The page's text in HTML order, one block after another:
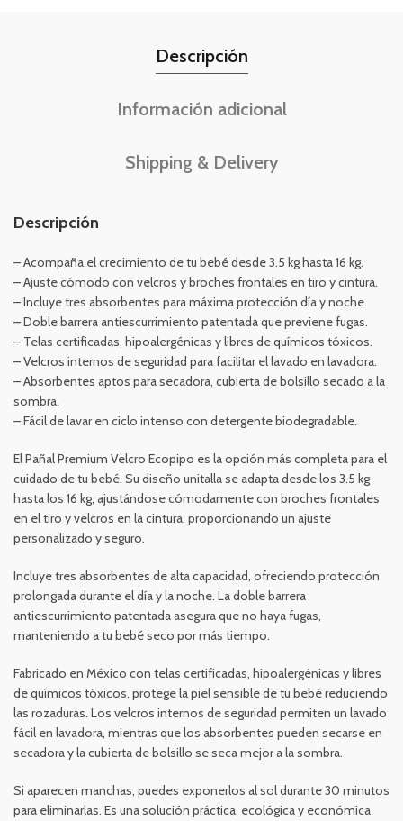
Descripción
Información adicional
Shipping & Delivery
Descripción
– Acompaña el crecimiento de tu bebé desde 3.5 kg hasta 16 kg.
– Ajuste cómodo con velcros y broches frontales en tiro y cintura.
– Incluye tres absorbentes para máxima protección día y noche.
– Doble barrera antiescurrimiento patentada que previene fugas.
– Telas certificadas, hipoalergénicas y libres de químicos tóxicos.
– Velcros internos de seguridad para facilitar el lavado en lavadora.
– Absorbentes aptos para secadora, cubierta de bolsillo secado a la
sombra.
– Fácil de lavar en ciclo intenso con detergente biodegradable.
El Pañal Premium Velcro Ecopipo es la opción más completa para el
cuidado de tu bebé. Su diseño unitalla se adapta desde los 3.5 kg
hasta los 16 kg, ajustándose cómodamente con broches frontales
en el tiro y velcros en la cintura, proporcionando un ajuste
personalizado y seguro.
Incluye tres absorbentes de alta capacidad, ofreciendo protección
prolongada durante el día y la noche. La doble barrera
antiescurrimiento patentada asegura que no haya fugas,
manteniendo a tu bebé seco por más tiempo.
Fabricado en México con telas certificadas, hipoalergénicas y libres
de químicos tóxicos, protege la piel sensible de tu bebé reduciendo
las rozaduras. Los velcros internos de seguridad permiten un lavado
fácil en lavadora, mientras que los absorbentes pueden secarse en
secadora y la cubierta de bolsillo se seca mejor a la sombra.
Si aparecen manchas, puedes exponerlos al sol durante 30 minutos
para eliminarlas. Es una solución práctica, ecológica y económica